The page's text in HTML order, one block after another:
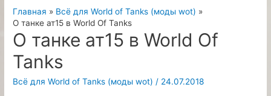
Главная
Всё для World of Tanks (моды wot)
О танке ат15 в World Of Tanks
О танке ат15 в World Of
Tanks
Всё для World of Tanks (моды wot) / 24.07.2018